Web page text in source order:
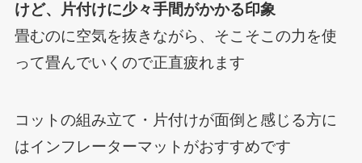
けど、片付けに少々手間がかかる印象
畳むのに空気を抜きながら、そこそこの力を使
って畳んでいくので正直疲れます
コットの組み立て・片付けが面倒と感じる方に
はインフレーターマットがおすすめです